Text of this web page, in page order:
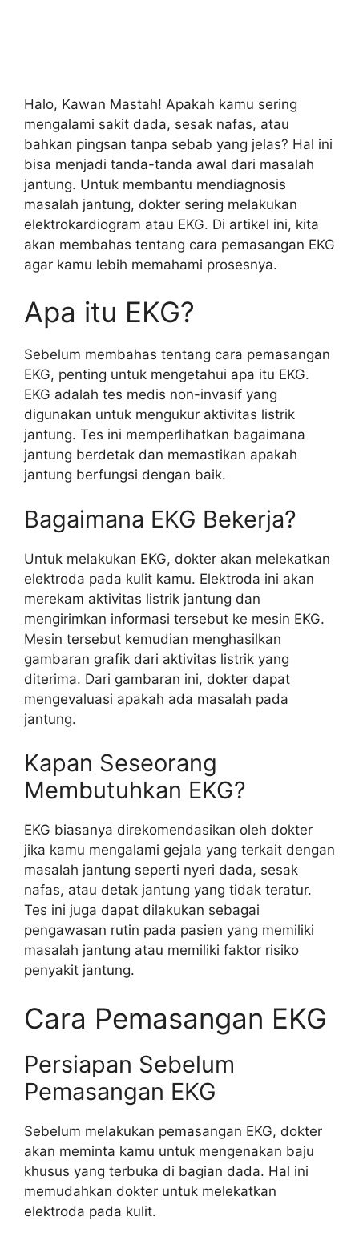
Halo, Kawan Mastah! Apakah kamu sering
mengalami sakit dada, sesak nafas, atau
bahkan pingsan tanpa sebab yang jelas? Hal ini
bisa menjadi tanda-tanda awal dari masalah
jantung. Untuk membantu mendiagnosis
masalah jantung, dokter sering melakukan
elektrokardiogram atau EKG. Di artikel ini, kita
akan membahas tentang cara pemasangan EKG
agar kamu lebih memahami prosesnya.
Apa itu EKG?
Sebelum membahas tentang cara pemasangan
EKG, penting untuk mengetahui apa itu EKG.
EKG adalah tes medis non-invasif yang
digunakan untuk mengukur aktivitas listrik
jantung. Tes ini memperlihatkan bagaimana
jantung berdetak dan memastikan apakah
jantung berfungsi dengan baik.
Bagaimana EKG Bekerja?
Untuk melakukan EKG, dokter akan melekatkan
elektroda pada kulit kamu. Elektroda ini akan
merekam aktivitas listrik jantung dan
mengirimkan informasi tersebut ke mesin EKG.
Mesin tersebut kemudian menghasilkan
gambaran grafik dari aktivitas listrik yang
diterima. Dari gambaran ini, dokter dapat
mengevaluasi apakah ada masalah pada
jantung.
Kapan Seseorang
Membutuhkan EKG?
EKG biasanya direkomendasikan oleh dokter
jika kamu mengalami gejala yang terkait dengan
masalah jantung seperti nyeri dada, sesak
nafas, atau detak jantung yang tidak teratur.
Tes ini juga dapat dilakukan sebagai
pengawasan rutin pada pasien yang memiliki
masalah jantung atau memiliki faktor risiko
penyakit jantung.
Cara Pemasangan EKG
Persiapan Sebelum
Pemasangan EKG
Sebelum melakukan pemasangan EKG, dokter
akan meminta kamu untuk mengenakan baju
khusus yang terbuka di bagian dada. Hal ini
memudahkan dokter untuk melekatkan
elektroda pada kulit.